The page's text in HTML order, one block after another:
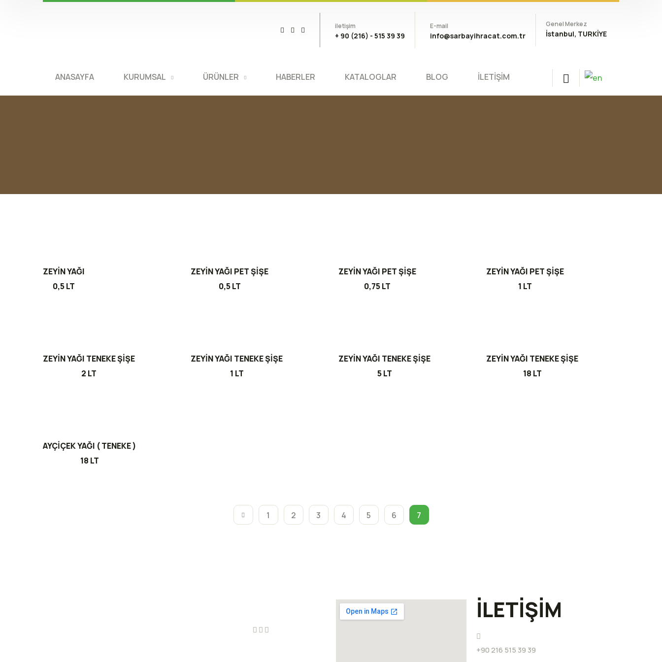
iletişim
+ 90 (216) - 515 39 39
E-mail
info@sarbayihracat.com.tr
Genel Merkez
İstanbul, TURKİYE
ANASAYFA KURUMSAL ÜRÜNLER HABERLER KATALOGLAR BLOG İLETİŞİM
ZEYİN YAĞI
0,5 LT
ZEYİN YAĞI PET ŞİŞE
0,5 LT
ZEYİN YAĞI PET ŞİŞE
0,75 LT
ZEYİN YAĞI PET ŞİŞE
1 LT
ZEYİN YAĞI TENEKE ŞİŞE
2 LT
ZEYİN YAĞI TENEKE ŞİŞE
1 LT
ZEYİN YAĞI TENEKE ŞİŞE
5 LT
ZEYİN YAĞI TENEKE ŞİŞE
18 LT
AYÇİÇEK YAĞI ( TENEKE )
18 LT
1 2 3 4 5 6 7
İLETİŞİM
+90 216 515 39 39